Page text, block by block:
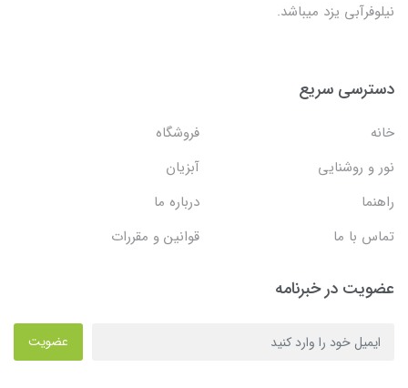
نیلوفرآبی یزد میباشد.
دسترسی سریع
خانه
فروشگاه
نور و روشنایی
آبزیان
راهنما
درباره ما
تماس با ما
قوانین و مقررات
عضویت در خبرنامه
عضویت